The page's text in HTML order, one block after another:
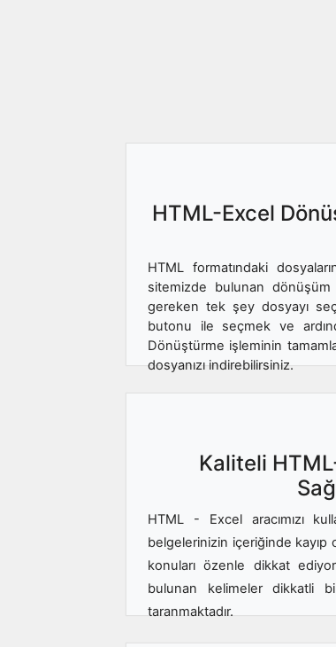
HTML-Excel
HTML formatındaki
sitemizde bulunan dönüşüm
gereken tek şey dosyayı
butonu ile seçmek ve
Dönüştürme işleminin
dosyanızı indirebilirsiniz.
Kaliteli
HTML - Excel aracımızı
belgelerinizin içeriğinde kayıp
konuları özenle dikkat
bulunan kelimeler dikkatli
taranmaktadır.